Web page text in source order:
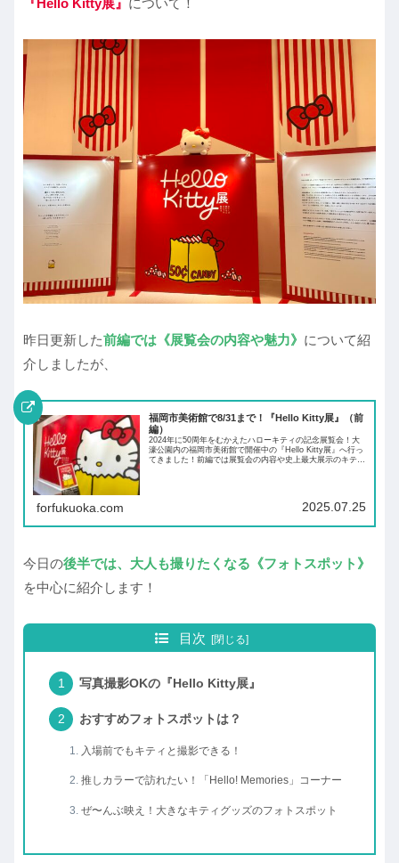
『Hello Kitty展』 について！
昨日更新した前編では《展覧会の内容や魅力》 について紹
介しましたが、
福岡市美術館で8/31まで！『Hello Kitty展』（前
編）
2024年に50周年をむかえたハローキティの記念展覧会！大
濠公園内の福岡市美術館で開催中の『Hello Kitty展』へ行っ
てきました！前編では展覧会の内容や史上最大展示のキティ
forfukuoka.com 2025.07.25
今日の後半では、大人も撮りたくなる《フォトスポット》
を中心に紹介します！
目次
写真撮影OKの『Hello Kitty展』
おすすめフォトスポットは？
入場前でもキティと撮影できる！
推しカラーで訪れたい！「Hello! Memories」コーナー
ぜ〜んぶ映え！大きなキティグッズのフォトスポット